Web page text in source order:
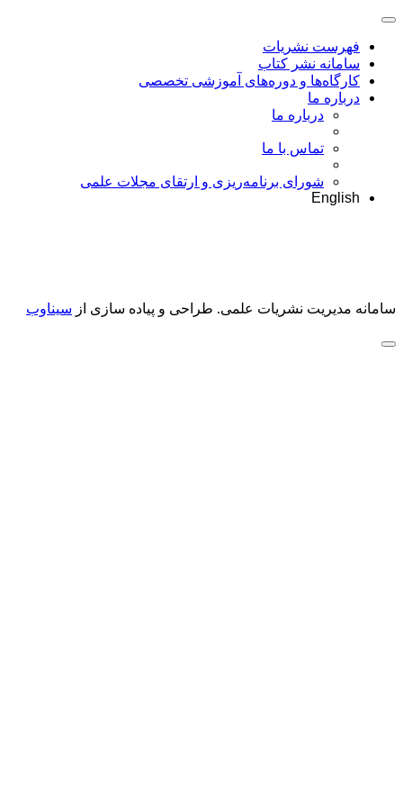
فهرست نشریات
سامانه نشر کتاب
کارگاه‌ها و دوره‌های آموزشی تخصصی
درباره ما
درباره ما
تماس با ما
شورای برنامه‌ریزی و ارتقای مجلات علمی
English
سامانه مدیریت نشریات علمی. طراحی و پیاده سازی از سیناوب